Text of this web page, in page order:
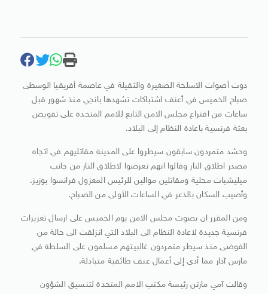
دوت أصوات الاسلحة الصغيرة والثقيلة في عاصمة أفريقيا الوسطى
صباح الخميس في أعنف اشتباكات تشهدها بانجي منذ شهور قبل
ساعات من اقتراع مجلس الامن التابع للامم المتحدة على تفويض
بعثة فرنسية باعادة النظام إلى البلاد.
وحشد متمردون سابقون سيطروا على المدينة مقاتليهم في اتجاه
مصدر اطلاق النار وقالوا انهم تعرضوا لاطلاق النار من جانب
ميليشيات محلية ومقاتلين موالين للرئيس المعزول فرانسوا بوزيز.
وأصيب السكان بالذعر في الساعات الأولى من الصباح.
ومن المقرر ان يصوت مجلس الامن يوم الخميس على ارسال تعزيزات
فرنسية جديدة لاعادة النظام الى البلاد التي انزلقت الى حالة من
الفوضى منذ سيطر متمردون غالبيتهم مسلمون على السلطة في
مارس آذار مما أدى إلى أعمال عنف طائفية متبادلة.
وقالت آمي مارتن رئيسة مكتب الامم المتحدة لتنسيق الشؤون